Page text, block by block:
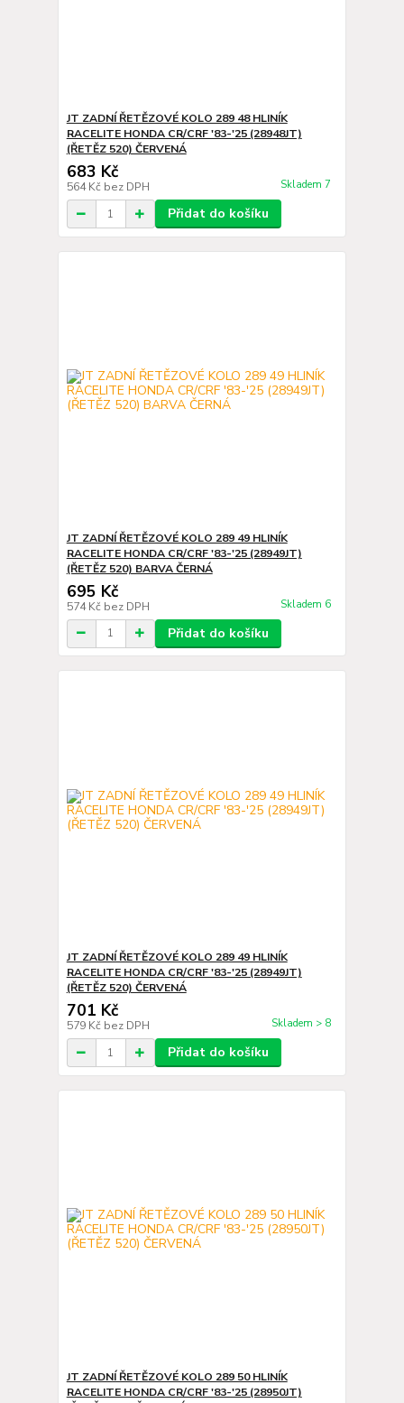
JT ZADNÍ ŘETĚZOVÉ KOLO 289 48 HLINÍK
RACELITE HONDA CR/CRF '83-'25 (28948JT)
(ŘETĚZ 520) ČERVENÁ
683 Kč
564 Kč bez DPH Skladem 7
Přidat do košíku
JT ZADNÍ ŘETĚZOVÉ KOLO 289 49 HLINÍK
RACELITE HONDA CR/CRF '83-'25 (28949JT)
(ŘETĚZ 520) BARVA ČERNÁ
695 Kč
574 Kč bez DPH Skladem 6
Přidat do košíku
JT ZADNÍ ŘETĚZOVÉ KOLO 289 49 HLINÍK
RACELITE HONDA CR/CRF '83-'25 (28949JT)
(ŘETĚZ 520) ČERVENÁ
701 Kč
579 Kč bez DPH Skladem > 8
Přidat do košíku
JT ZADNÍ ŘETĚZOVÉ KOLO 289 50 HLINÍK
RACELITE HONDA CR/CRF '83-'25 (28950JT)